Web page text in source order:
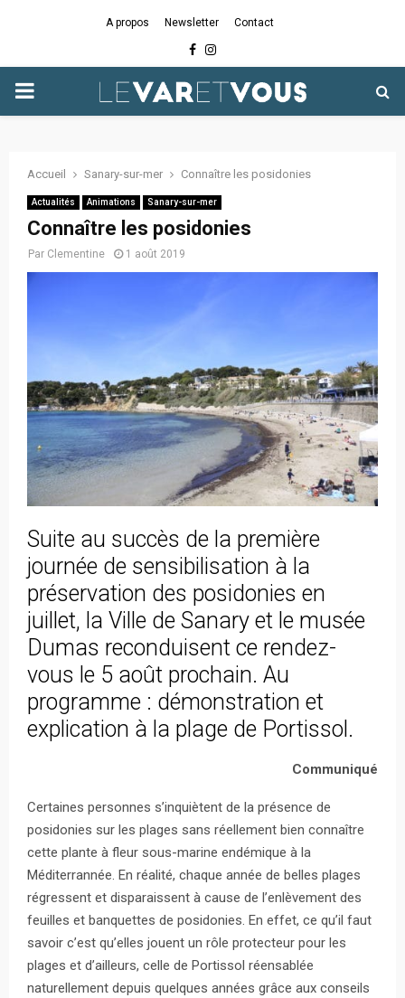
A propos Newsletter Contact
Facebook
Instagram
PRIMARY
Accueil Sanary-sur-mer Connaître les posidonies
Actualités Animations Sanary-sur-mer
Connaître les posidonies
Par Clementine 1 août 2019
Suite au succès de la première
journée de sensibilisation à la
préservation des posidonies en
juillet, la Ville de Sanary et le musée
Dumas reconduisent ce rendez-
vous le 5 août prochain. Au
programme : démonstration et
explication à la plage de Portissol.
Communiqué
Certaines personnes s’inquiètent de la présence de
posidonies sur les plages sans réellement bien connaître
cette plante à fleur sous-marine endémique à la
Méditerrannée. En réalité, chaque année de belles plages
régressent et disparaissent à cause de l’enlèvement des
feuilles et banquettes de posidonies. En effet, ce qu’il faut
savoir c’est qu’elles jouent un rôle protecteur pour les
plages et d’ailleurs, celle de Portissol réensablée
naturellement depuis quelques années grâce aux conseils